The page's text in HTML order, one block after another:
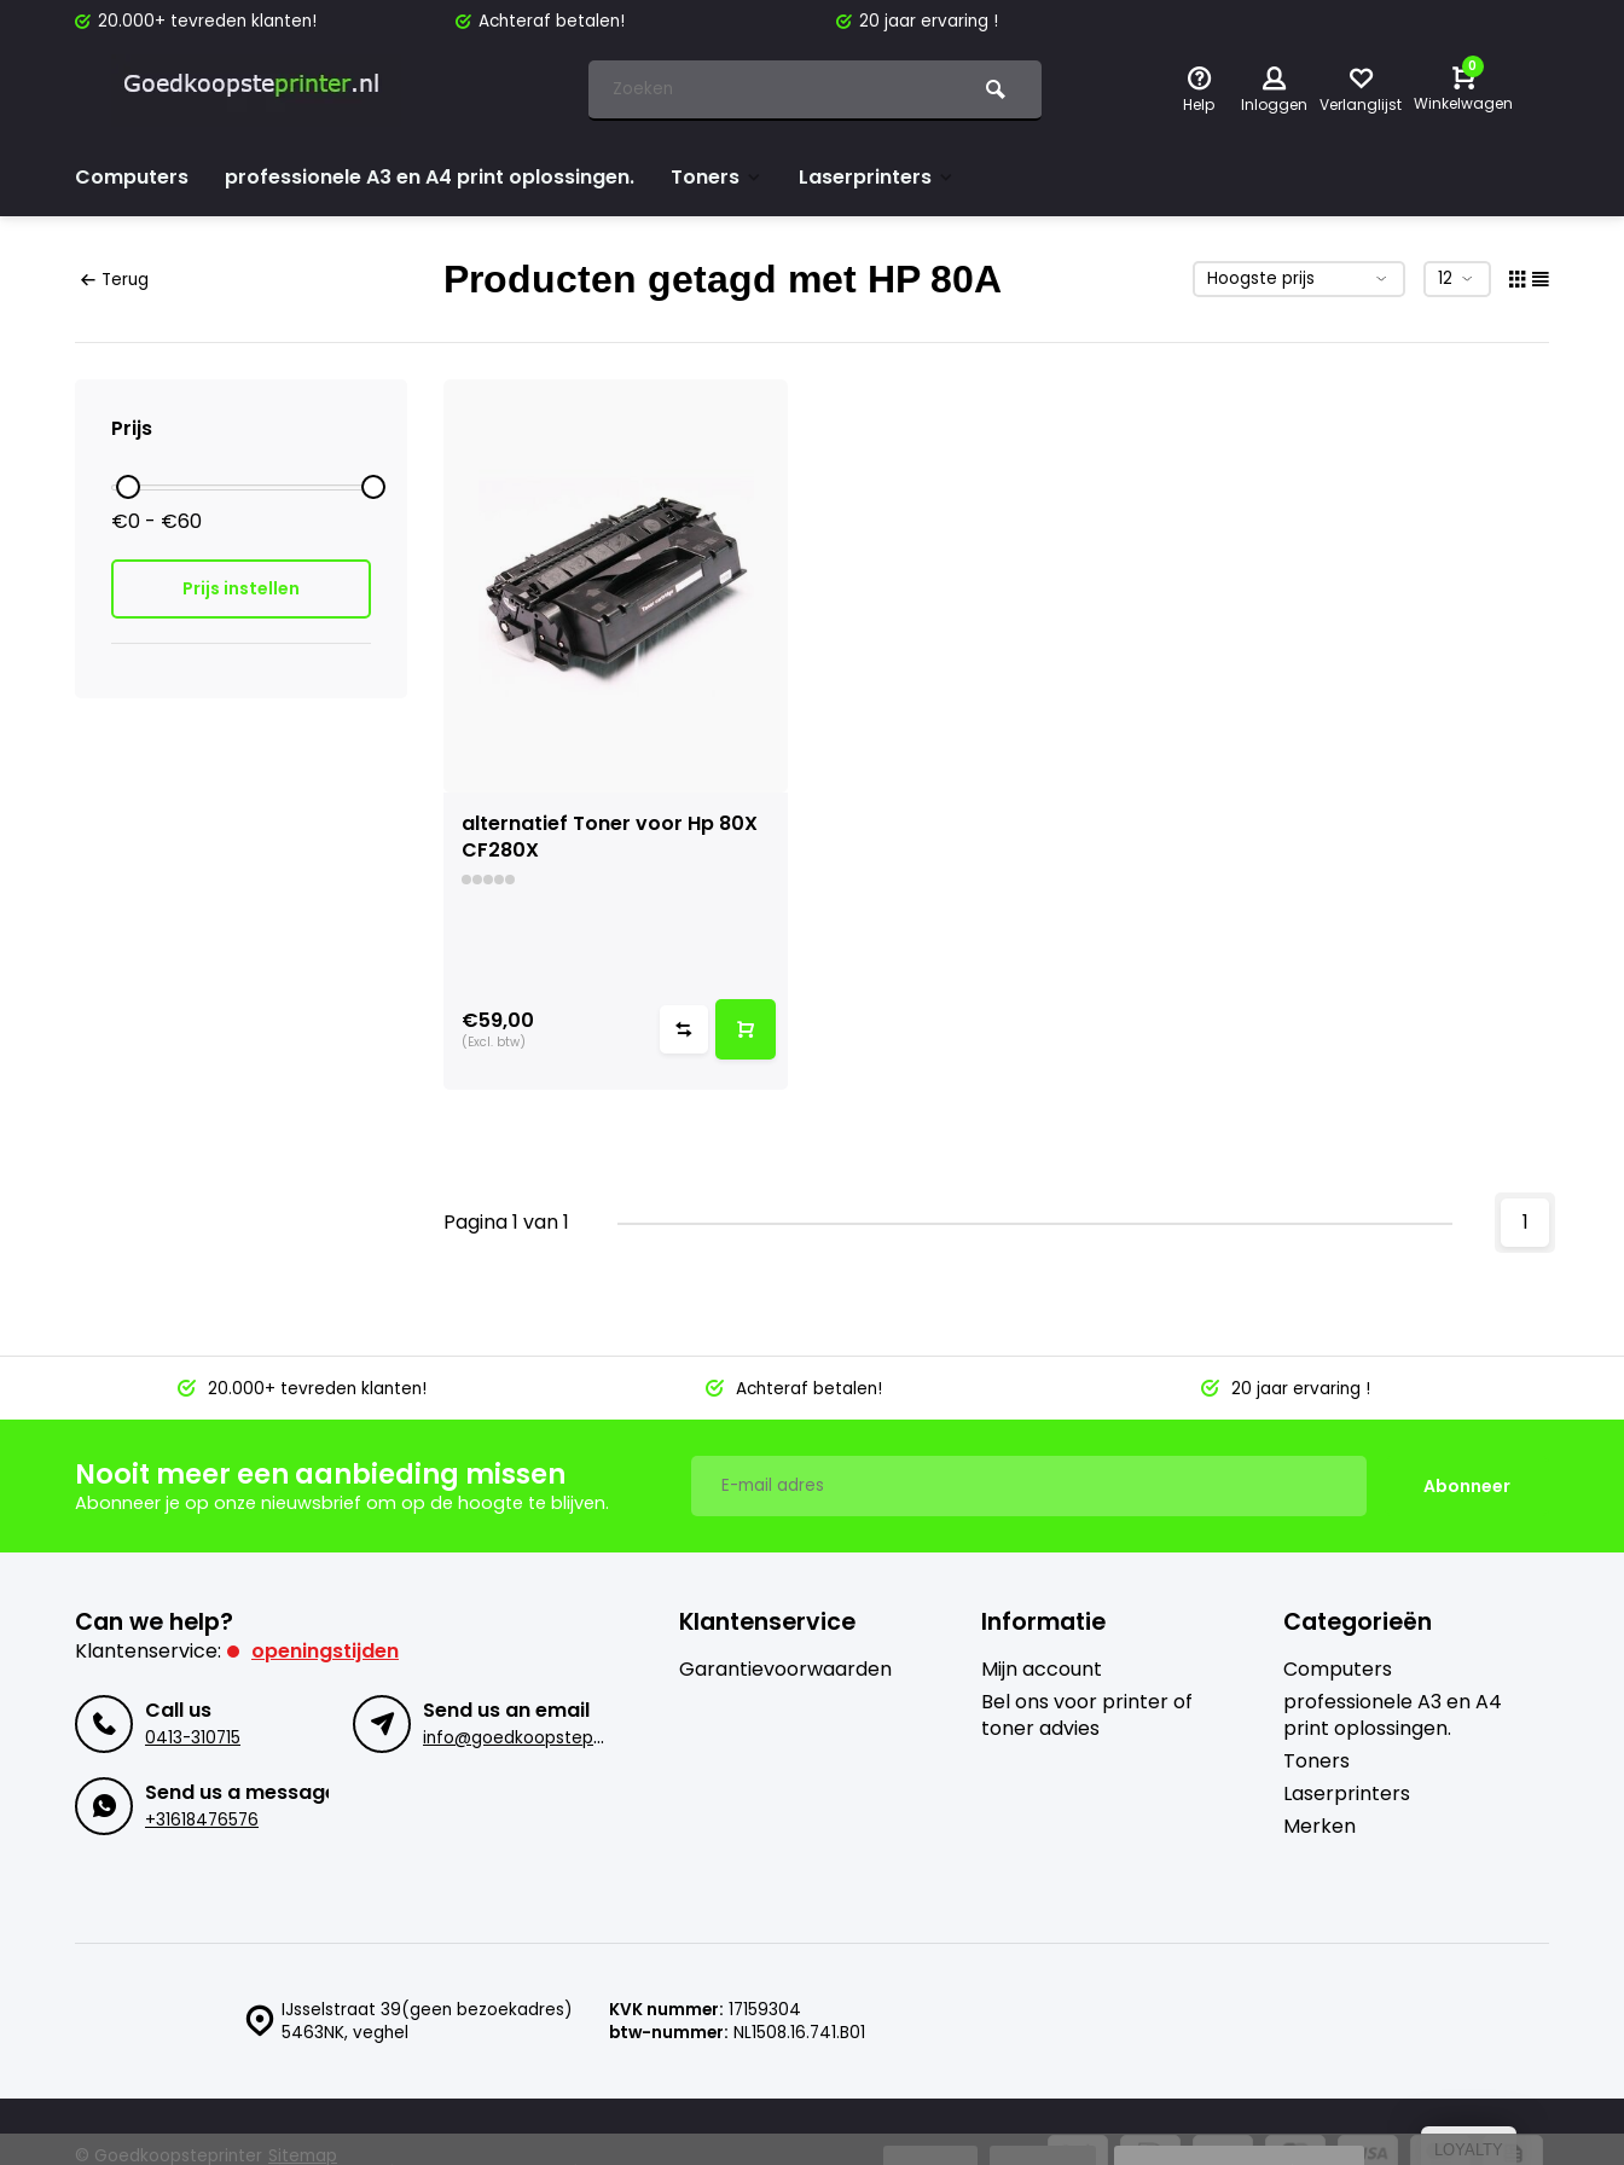
20.000+ tevreden klanten! Achteraf betalen! 20 jaar ervaring !
Help Inloggen Verlanglijst
0
Winkelwagen
Computers professionele A3 en A4 print oplossingen. Toners Laserprinters
Terug Producten getagd met HP 80A
Prijs
€0 - €60
Prijs instellen
alternatief Toner voor Hp 80X
CF280X
€59,00
(Excl. btw)
Pagina 1 van 1 1
20.000+ tevreden klanten! Achteraf betalen! 20 jaar ervaring !
Nooit meer een aanbieding missen
Abonneer je op onze nieuwsbrief om op de hoogte te blijven.
Abonneer
Can we help?
Klantenservice: openingstijden
Call us
0413-310715
Send us an email
i
nfo@goedkoopsteprinter.nl
Send us a message
+31618476576
Klantenservice
Garantievoorwaarden
Informatie
Mijn account
Bel ons voor printer of
toner advies
Categorieën
Computers
professionele A3 en A4
print oplossingen.
Toners
Laserprinters
Merken
IJsselstraat 39(geen bezoekadres)
5463NK, veghel
KVK nummer: 17159304
btw-nummer: NL1508.16.741.B01
© Goedkoopsteprinter Sitemap LOYALTY